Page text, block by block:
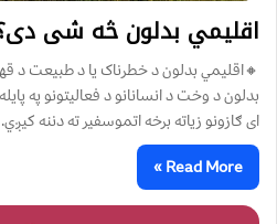
اقلیمي بدلون څه شی
🔸اقلیمي بدلون د خطرناک یا د طبیعت د
بدلون د وخت د انسانانو د فعالیتونو په
ای ګازونو زیاته برخه اتموسفیر ته دننه
Read More »